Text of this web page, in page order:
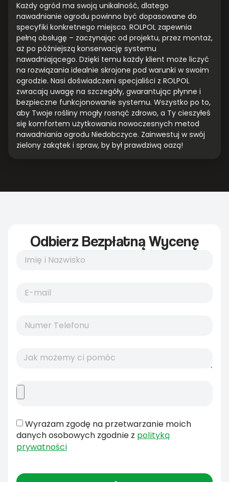
Każdy ogród ma swoją unikalność, dlatego
nawadnianie ogrodu powinno być dopasowane do
specyfiki konkretnego miejsca. ROLPOL zapewnia
pełną obsługę – zaczynając od projektu, przez montaż,
aż po późniejszą konserwację systemu
nawadniającego. Dzięki temu każdy klient może liczyć
na rozwiązania idealnie skrojone pod warunki w swoim
ogrodzie. Nasi doświadczeni specjaliści z ROLPOL
zwracają uwagę na szczegóły, gwarantując płynne i
bezpieczne funkcjonowanie systemu. Wszystko po to,
aby Twoje rośliny mogły rosnąć zdrowo, a Ty cieszyłeś
się komfortem użytkowania nowoczesnych metod
nawadniania ogrodu Niedobczyce. Zainwestuj w swój
zielony zakątek i spraw, by był prawdziwą oazą!
Odbierz Bezpłatną Wycenę
Wyrażam zgodę na przetwarzanie moich
danych osobowych zgodnie z polityką
prywatności